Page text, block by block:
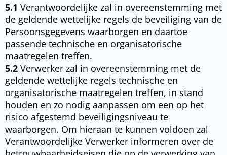
5.1 Verantwoordelijke zal in overeenstemming met
de geldende wettelijke regels de beveiliging van de
Persoonsgegevens waarborgen en daartoe
passende technische en organisatorische
maatregelen treffen.
5.2 Verwerker zal in overeenstemming met de
geldende wettelijke regels technische en
organisatorische maatregelen treffen, in stand
houden en zo nodig aanpassen om een op het
risico afgestemd beveiligingsniveau te
waarborgen. Om hieraan te kunnen voldoen zal
Verantwoordelijke Verwerker informeren over de